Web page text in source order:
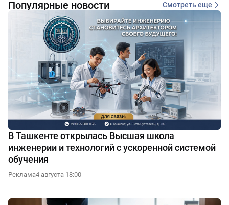
Популярные новости Смотреть еще
В Ташкенте открылась Высшая школа
инженерии и технологий с ускоренной системой
обучения
Реклама4 августа 18:00